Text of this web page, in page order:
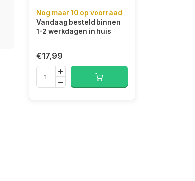
Nog maar 10 op voorraad
Vandaag besteld binnen
1-2 werkdagen in huis
€17,99